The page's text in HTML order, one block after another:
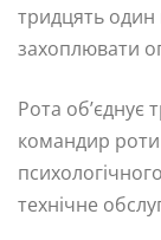
тридцять один
захоплювати
Рота об’єднує
командир
технічне